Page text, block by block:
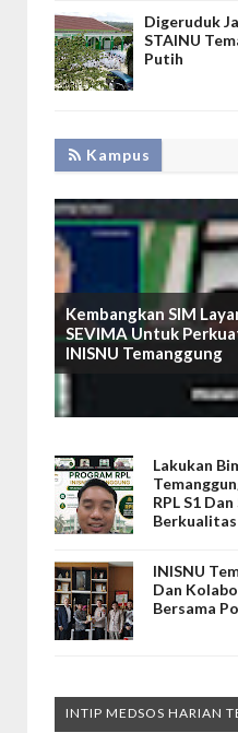
Digeruduk
STAINU
Putih
Kampus
Kembangkan SIM
SEVIMA Untuk
INISNU Temanggung
Lakukan
RPL S1
Berkualitas
INISNU
Dan
Bersama
INTIP MEDSOS HARIAN